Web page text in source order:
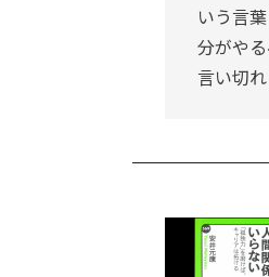
いう言
分がや
言い切